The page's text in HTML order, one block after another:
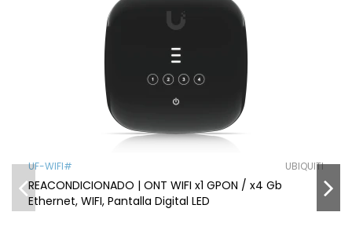
UF-WIFI# UBIQUITI
REACONDICIONADO | ONT WIFI x1 GPON / x4 Gb
Ethernet, WIFI, Pantalla Digital LED